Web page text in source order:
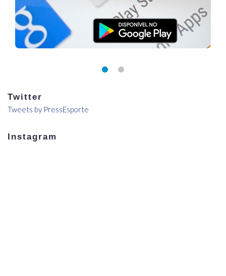
Twitter
Tweets by PressEsporte
Instagram